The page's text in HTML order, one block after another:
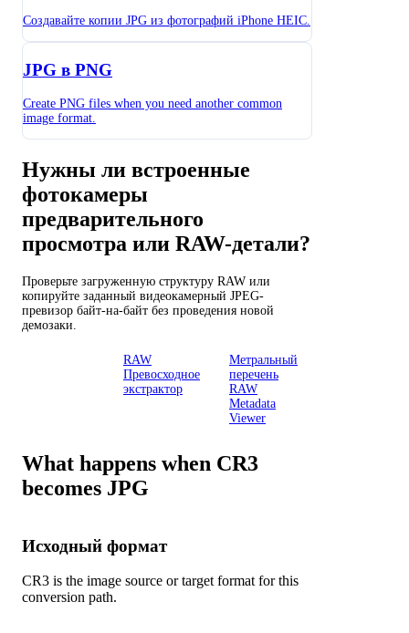
Создавайте копии JPG из фотографий iPhone HEIC.
JPG в PNG
Create PNG files when you need another common
image format.
Нужны ли встроенные
фотокамеры
предварительного
просмотра или RAW-детали?
Проверьте загруженную структуру RAW или
копируйте заданный видеокамерный JPEG-
превизор байт-на-байт без проведения новой
демозаки.
RAW
Превосходное
экстрактор
Метральный
перечень
RAW
Metadata
Viewer
What happens when CR3
becomes JPG
Исходный формат
CR3 is the image source or target format for this
conversion path.